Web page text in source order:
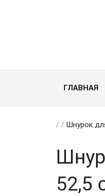
ГЛАВНАЯ
/ / Шнурок
52,5